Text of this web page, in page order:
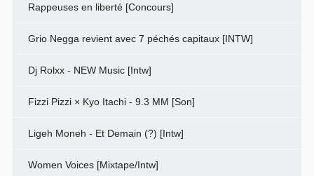
Rappeuses en liberté [Concours]
Grio Negga revient avec 7 péchés capitaux [INTW]
Dj Rolxx - NEW Music [Intw]
Fizzi Pizzi × Kyo Itachi - 9.3 MM [Son]
Ligeh Moneh - Et Demain (?) [Intw]
Women Voices [Mixtape/Intw]